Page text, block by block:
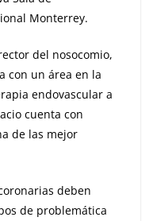
Monterrey.
del nosocomio,
con un área en la
endovascular a
cuenta con
de las mejor
deben
de problemática